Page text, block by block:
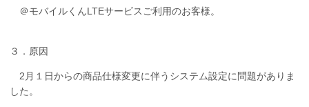
＠モバイルくんLTEサービスご利用のお客様。
３．原因
2月１日からの商品仕様変更に伴うシステム設定に問題がありま
した。